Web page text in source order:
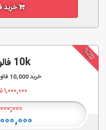
خرید
%20
10k فالوور ایرانی
خرید10,000
۱,۰۰۰,۰۰۰
۴,۰۰۰,۰۰۰